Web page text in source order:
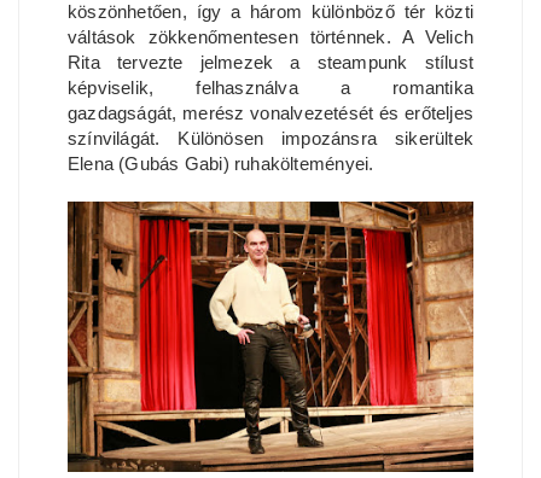
köszönhetően, így a három különböző tér közti
váltások zökkenőmentesen történnek. A Velich
Rita tervezte jelmezek a steampunk stílust
képviselik, felhasználva a romantika
gazdagságát, merész vonalvezetését és erőteljes
színvilágát. Különösen impozánsra sikerültek
Elena (Gubás Gabi) ruhakölteményei.